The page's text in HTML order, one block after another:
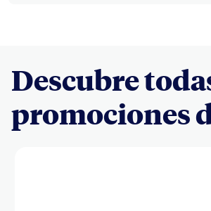
Descubre
promociones